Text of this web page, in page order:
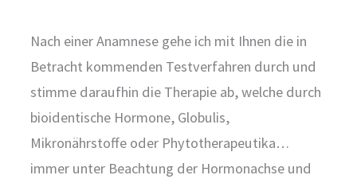
Nach einer Anamnese gehe ich mit Ihnen die in
Betracht kommenden Testverfahren durch und
stimme daraufhin die Therapie ab, welche durch
bioidentische Hormone, Globulis,
Mikronährstoffe oder Phytotherapeutika…
immer unter Beachtung der Hormonachse und